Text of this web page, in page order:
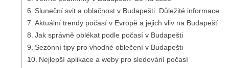
Sluneční svit a oblačnost v Budapešti: Důležité informace
Aktuální trendy počasí v Evropě a jejich vliv na Budapešť
Jak správně oblékat podle počasí v Budapešti
Sezónní tipy pro vhodné oblečení v Budapešti
Nejlepší aplikace a weby pro sledování počasí